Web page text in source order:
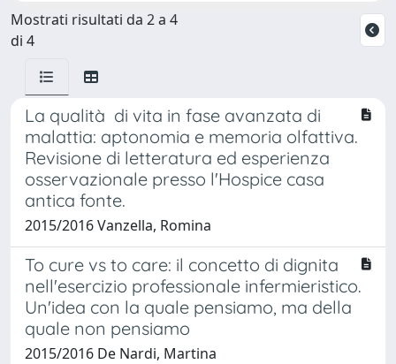
Mostrati risultati da 2 a 4
di 4
La qualità di vita in fase avanzata di
malattia: aptonomia e memoria olfattiva.
Revisione di letteratura ed esperienza
osservazionale presso l'Hospice casa
antica fonte.
2015/2016 Vanzella, Romina
To cure vs to care: il concetto di dignita
nell'esercizio professionale infermieristico.
Un'idea con la quale pensiamo, ma della
quale non pensiamo
2015/2016 De Nardi, Martina